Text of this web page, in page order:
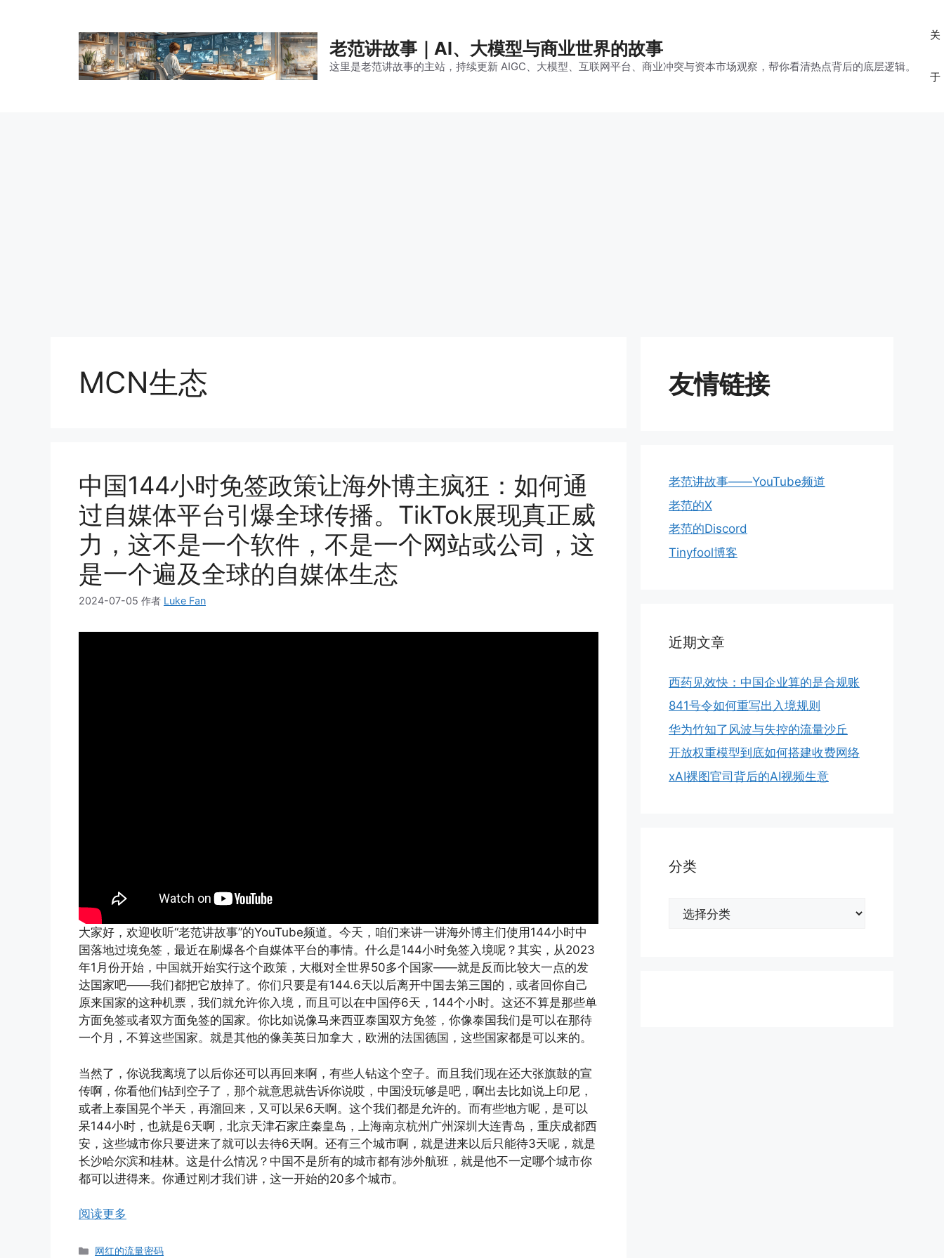
老范讲故事｜AI、大模型与商业世界的故事
这里是老范讲故事的主站，持续更新 AIGC、大模型、互联网平台、商业冲突与资本市场观察，帮你看清热点背后的底层逻辑。
关
于
MCN生态
中国144小时免签政策让海外博主疯狂：如何通
过自媒体平台引爆全球传播。TikTok展现真正威
力，这不是一个软件，不是一个网站或公司，这
是一个遍及全球的自媒体生态
2024-07-05 作者 Luke Fan
大家好，欢迎收听“老范讲故事”的YouTube频道。今天，咱们来讲一讲海外博主们使用144小时中
国落地过境免签，最近在刷爆各个自媒体平台的事情。什么是144小时免签入境呢？其实，从2023
年1月份开始，中国就开始实行这个政策，大概对全世界50多个国家——就是反而比较大一点的发
达国家吧——我们都把它放掉了。你们只要是有144.6天以后离开中国去第三国的，或者回你自己
原来国家的这种机票，我们就允许你入境，而且可以在中国停6天，144个小时。这还不算是那些单
方面免签或者双方面免签的国家。你比如说像马来西亚泰国双方免签，你像泰国我们是可以在那待
一个月，不算这些国家。就是其他的像美英日加拿大，欧洲的法国德国，这些国家都是可以来的。
当然了，你说我离境了以后你还可以再回来啊，有些人钻这个空子。而且我们现在还大张旗鼓的宣
传啊，你看他们钻到空子了，那个就意思就告诉你说哎，中国没玩够是吧，啊出去比如说上印尼，
或者上泰国晃个半天，再溜回来，又可以呆6天啊。这个我们都是允许的。而有些地方呢，是可以
呆144小时，也就是6天啊，北京天津石家庄秦皇岛，上海南京杭州广州深圳大连青岛，重庆成都西
安，这些城市你只要进来了就可以去待6天啊。还有三个城市啊，就是进来以后只能待3天呢，就是
长沙哈尔滨和桂林。这是什么情况？中国不是所有的城市都有涉外航班，就是他不一定哪个城市你
都可以进得来。你通过刚才我们讲，这一开始的20多个城市。
阅读更多
分
网红的流量密码
友情链接
老范讲故事——YouTube频道
老范的X
老范的Discord
Tinyfool博客
近期文章
西药见效快：中国企业算的是合规账
841号令如何重写出入境规则
华为竹知了风波与失控的流量沙丘
开放权重模型到底如何搭建收费网络
xAI裸图官司背后的AI视频生意
分类